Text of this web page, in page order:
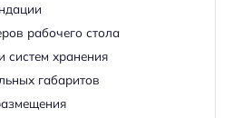
рабочего стола
хранения
габаритов